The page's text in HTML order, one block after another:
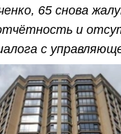
65 снова
и
с